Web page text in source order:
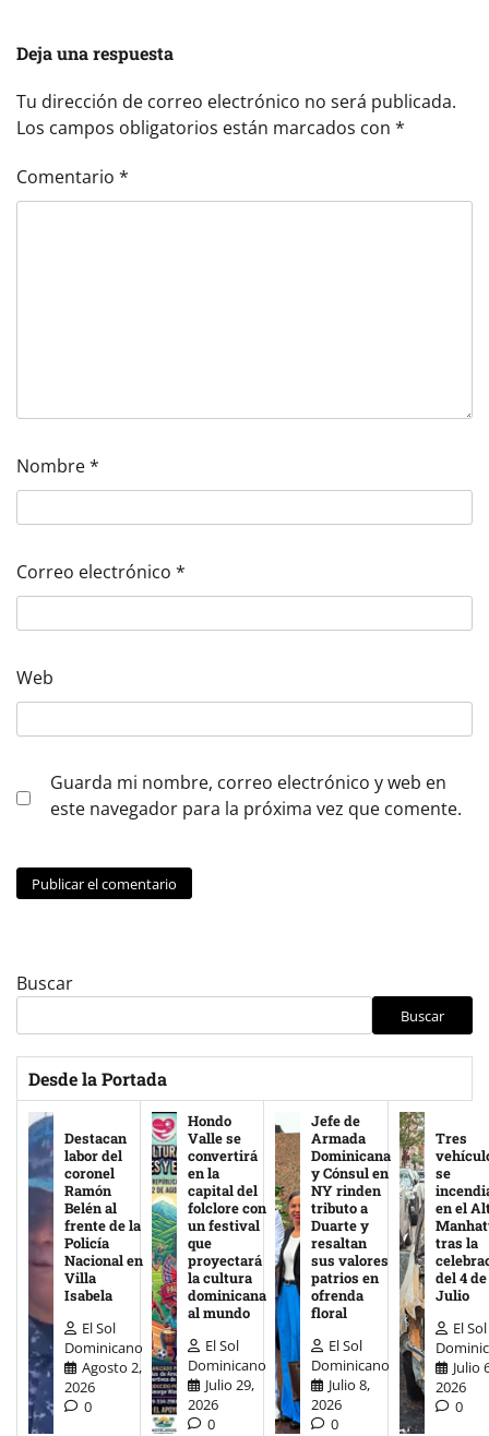
Deja una respuesta
Tu dirección de correo electrónico no será publicada.
Los campos obligatorios están marcados con *
Comentario *
Nombre*
Correo electrónico *
Web
Guarda mi nombre, correo electrónico y web en
este navegador para la próxima vez que comente.
Buscar
Buscar
Desde la Portada
Destacan
labor del
coronel
Ramón
Belén al
frente de la
Policía
Nacional en
Villa
Isabela
El Sol
Dominicano
Agosto 2,
2026
0
Hondo
Valle se
convertirá
en la
capital del
folclore con
un festival
que
proyectará
la cultura
dominicana
al mundo
El Sol
Dominicano
Julio 29,
2026
0
Jefe de
Armada
Dominicana
y Cónsul en
NY rinden
tributo a
Duarte y
resaltan
sus valores
patrios en
ofrenda
floral
El Sol
Dominicano
Julio 8,
2026
0
Tres
se
en el
tras la
del 4 de
Julio
El Sol
Julio
2026
0